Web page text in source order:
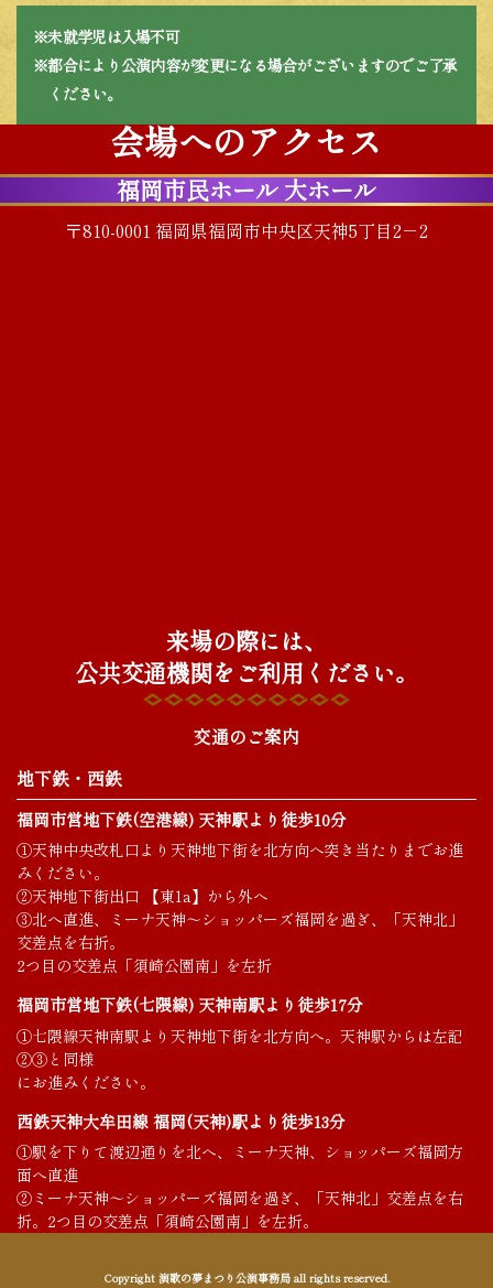
※未就学児は入場不可
※都合により公演内容が変更になる場合がございますのでご了承
ください。
会場へのアクセス
福岡市民ホール 大ホール
〒810-0001 福岡県福岡市中央区天神5丁目2－2
来場の際には、
公共交通機関をご利用ください。
交通のご案内
地下鉄・西鉄
福岡市営地下鉄(空港線) 天神駅より徒歩10分
①天神中央改札口より天神地下街を北方向へ突き当たりまでお進
みください。
②天神地下街出口 【東1a】から外へ
③北へ直進、ミーナ天神～ショッパーズ福岡を過ぎ、「天神北」
交差点を右折。
2つ目の交差点「須崎公園南」を左折
福岡市営地下鉄(七隈線) 天神南駅より徒歩17分
①七隈線天神南駅より天神地下街を北方向へ。天神駅からは左記
②③と同様
にお進みください。
西鉄天神大牟田線 福岡(天神)駅より徒歩13分
①駅を下りて渡辺通りを北へ、ミーナ天神、ショッパーズ福岡方
面へ直進
②ミーナ天神～ショッパーズ福岡を過ぎ、「天神北」交差点を右
折。2つ目の交差点「須崎公園南」を左折。
Copyright 演歌の夢まつり公演事務局 all rights reserved.